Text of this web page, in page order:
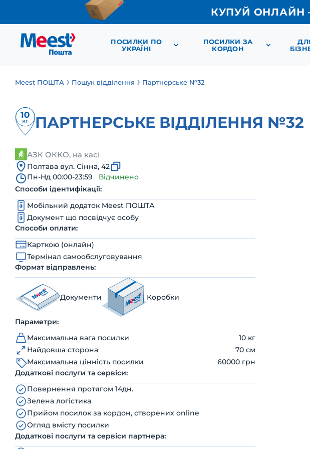
КУПУЙ ОНЛАЙН
ПОСИЛКИ ПО
УКРАЇНІ
ПОСИЛКИ ЗА
КОРДОН
Meest ПОШТА Пошук відділення Партнерське №32
ПАРТНЕРСЬКЕ ВІДДІЛЕННЯ №32
АЗК ОККО, на касі
Полтава вул. Сінна, 42
Пн-Нд 00:00-23:59
Відчинено
Способи ідентифікації:
Мобільний додаток Meest ПОШТА
Документ що посвідчує особу
Способи оплати:
Карткою (онлайн)
Термінал самообслуговування
Формат відправлень:
Документи Коробки
Параметри:
Максимальна вага посилки
10 кг
Найдовша сторона
70 см
Максимальна цінність посилки
60000 грн
Додаткові послуги та сервіси:
Повернення протягом 14дн.
Зелена логістика
Прийом посилок за кордон, створених online
Огляд вмісту посилки
Додаткові послуги та сервіси партнера: